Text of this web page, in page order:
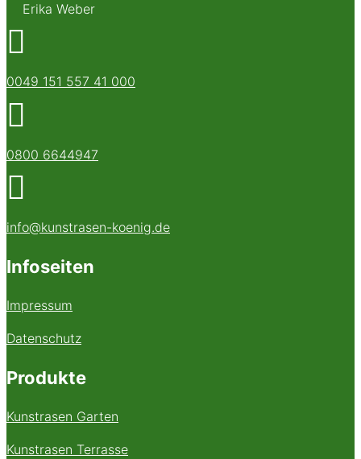
Erika Weber

0049 151 557 41 000

0800 6644947

info@kunstrasen-koenig.de
Infoseiten
Impressum
Datenschutz
Produkte
Kunstrasen Garten
Kunstrasen Terrasse